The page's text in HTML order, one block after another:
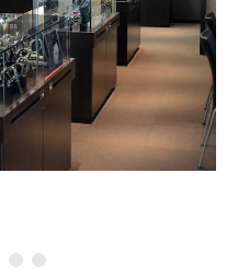
CITIZEN
シチズン
BRUNO SOHNLE Glash
utte
ブルーノ・ゾンレー・ グ
ラスヒュッテ
BVLGARI
ブルガリ